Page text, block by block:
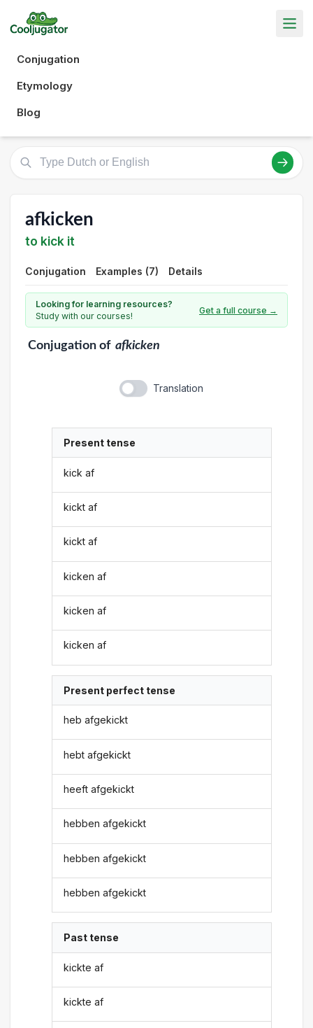
Conjugation
Etymology
Blog
afkicken
to kick it
Conjugation Examples (7) Details
Looking for learning resources?
Study with our courses!
Get a full course →
Conjugationof afkicken
Translation
Present tense
kick af
kickt af
kickt af
kicken af
kicken af
kicken af
Present perfect tense
heb afgekickt
hebt afgekickt
heeft afgekickt
hebben afgekickt
hebben afgekickt
hebben afgekickt
Past tense
kickte af
kickte af